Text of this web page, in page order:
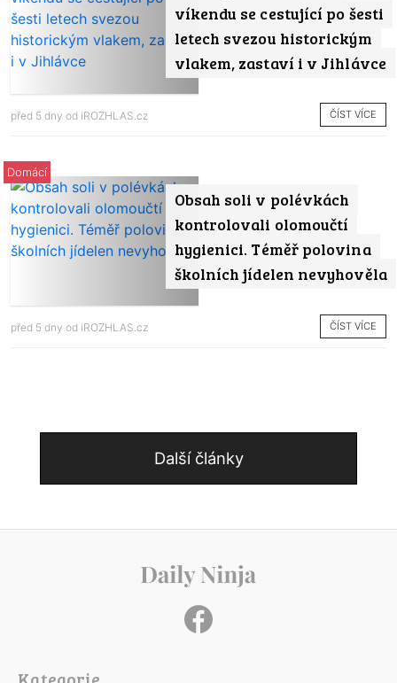
víkendu se cestující po šesti
letech svezou historickým
vlakem, zastaví i v Jihlávce
před 5 dny od iROZHLAS.cz ČÍST VÍCE
Obsah soli v polévkách
kontrolovali olomoučtí
hygienici. Téměř polovina
školních jídelen nevyhověla
Domácí
před 5 dny od iROZHLAS.cz ČÍST VÍCE
Další články